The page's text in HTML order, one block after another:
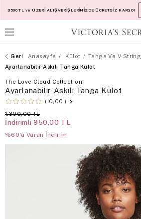
3500 TL ve ÜZERİ ALIŞVERİŞLERİNİZDE ÜCRETSİZ KARGO!
Anasayfa Külot
Tanga Ve V-String
Ayarlanabilir Askılı Tanga Külot
The Love Cloud Collection
Ayarlanabilir Askılı Tanga Külot
0,00
1.300,00 TL
İndirimli 950,00 TL
%60'a Varan İndirim